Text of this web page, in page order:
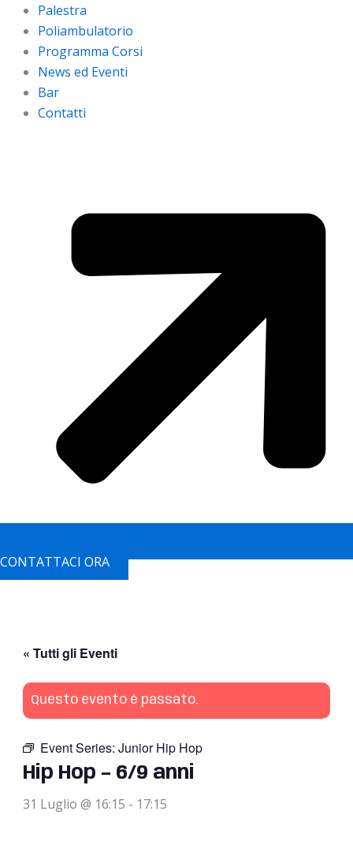
Palestra
Poliambulatorio
Programma Corsi
News ed Eventi
Bar
Contatti
CONTATTACI ORA
« Tutti gli Eventi
Questo evento è passato.
Event Series: Junior Hip Hop
Hip Hop – 6/9 anni
31 Luglio @ 16:15 - 17:15